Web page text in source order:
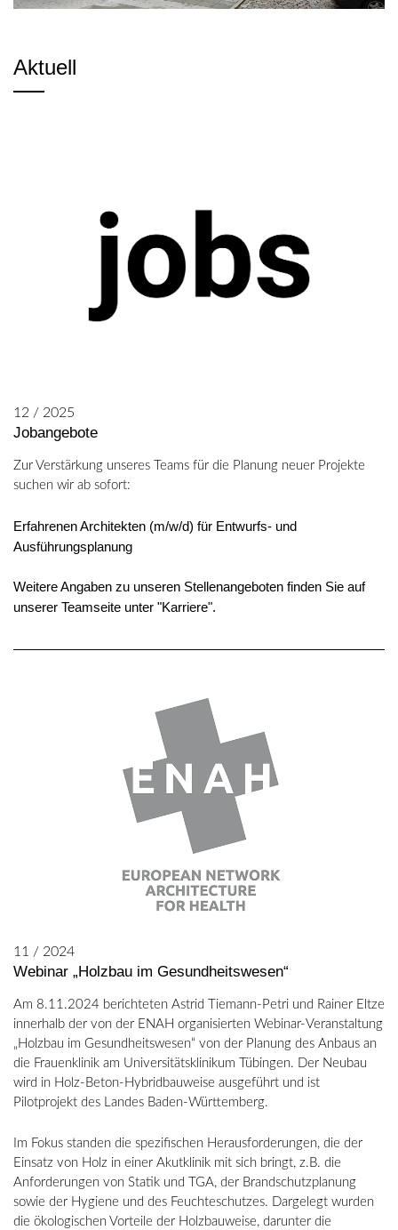
Aktuell
12 / 2025
Jobangebote
Zur Verstärkung unseres Teams für die Planung neuer Projekte
suchen wir ab sofort:
Erfahrenen Architekten (m/w/d) für Entwurfs- und
Ausführungsplanung
Weitere Angaben zu unseren Stellenangeboten finden Sie auf
unserer Teamseite unter "Karriere".
11 / 2024
Webinar „Holzbau im Gesundheitswesen“
Am 8.11.2024 berichteten Astrid Tiemann-Petri und Rainer Eltze
innerhalb der von der ENAH organisierten Webinar-Veranstaltung
„Holzbau im Gesundheitswesen“ von der Planung des Anbaus an
die Frauenklinik am Universitätsklinikum Tübingen. Der Neubau
wird in Holz-Beton-Hybridbauweise ausgeführt und ist
Pilotprojekt des Landes Baden-Württemberg.
Im Fokus standen die spezifischen Herausforderungen, die der
Einsatz von Holz in einer Akutklinik mit sich bringt, z.B. die
Anforderungen von Statik und TGA, der Brandschutzplanung
sowie der Hygiene und des Feuchteschutzes. Dargelegt wurden
die ökologischen Vorteile der Holzbauweise, darunter die